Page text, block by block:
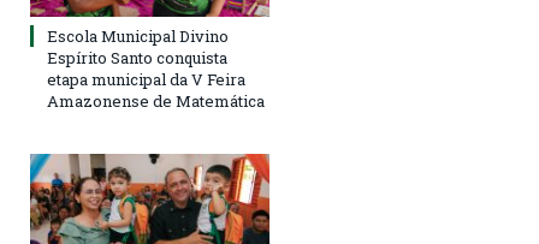
Escola Municipal Divino
Espírito Santo conquista
etapa municipal da V Feira
Amazonense de Matemática